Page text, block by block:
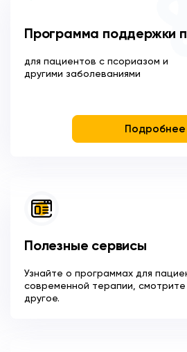
Программа поддержки
для пациентов с псориазом и
другими заболеваниями
Подробнее
Полезные сервисы
Узнайте о программах для
современной терапии,
другое.